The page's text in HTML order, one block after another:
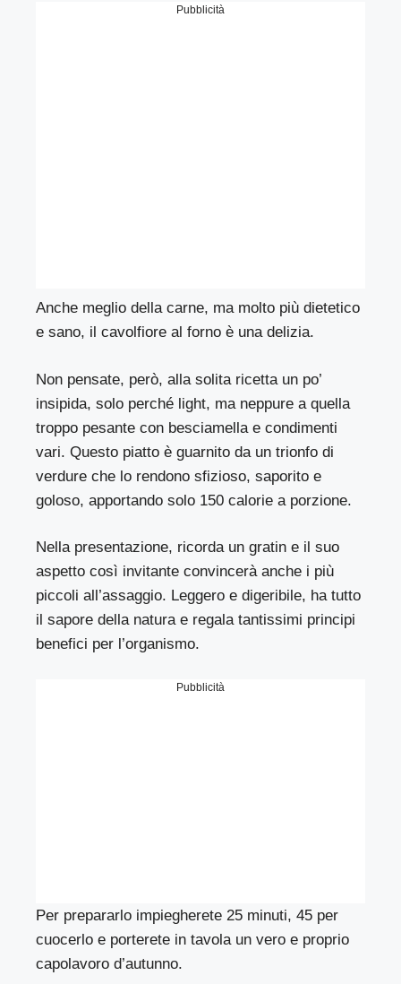
Pubblicità
Anche meglio della carne, ma molto più dietetico
e sano, il cavolfiore al forno è una delizia.
Non pensate, però, alla solita ricetta un po’
insipida, solo perché light, ma neppure a quella
troppo pesante con besciamella e condimenti
vari. Questo piatto è guarnito da un trionfo di
verdure che lo rendono sfizioso, saporito e
goloso, apportando solo 150 calorie a porzione.
Nella presentazione, ricorda un gratin e il suo
aspetto così invitante convincerà anche i più
piccoli all’assaggio. Leggero e digeribile, ha tutto
il sapore della natura e regala tantissimi principi
benefici per l’organismo.
Pubblicità
Per prepararlo impiegherete 25 minuti, 45 per
cuocerlo e porterete in tavola un vero e proprio
capolavoro d’autunno.